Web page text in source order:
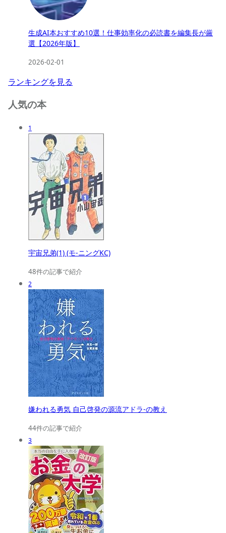
生成AI本おすすめ10選！仕事効率化の必読書を編集長が厳
選【2026年版】
2026-02-01
ランキングを見る
人気の本
1
宇宙兄弟(1) (モ-ニングKC)
48件の記事で紹介
2
嫌われる勇気 自己啓発の源流アドラ-の教え
44件の記事で紹介
3